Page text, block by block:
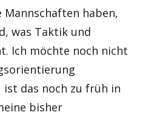
Mannschaften haben,
was Taktik und
Ich möchte noch nicht
das noch zu früh in
bisher